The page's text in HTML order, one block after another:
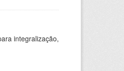
integralização,